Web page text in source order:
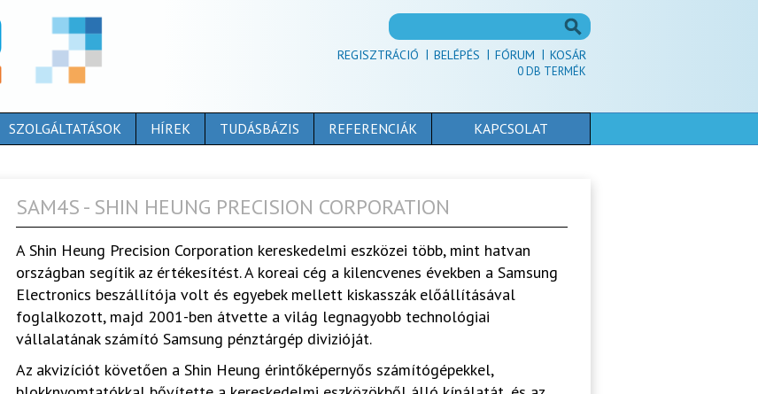
REGISZTRÁCIÓ BELÉPÉS FÓRUM KOSÁR
0DB TERMÉK
SZOLGÁLTATÁSOK HÍREK TUDÁSBÁZIS REFERENCIÁK KAPCSOLAT
SAM4S - SHIN HEUNG PRECISION CORPORATION
A Shin Heung Precision Corporation kereskedelmi eszközei több, mint hatvan
országban segítik az értékesítést. A koreai cég a kilencvenes években a Samsung
Electronics beszállítója volt és egyebek mellett kiskasszák előállításával
foglalkozott, majd 2001-ben átvette a világ legnagyobb technológiai
vállalatának számító Samsung pénztárgép divizióját.
Az akvizíciót követően a Shin Heung érintőképernyős számítógépekkel,